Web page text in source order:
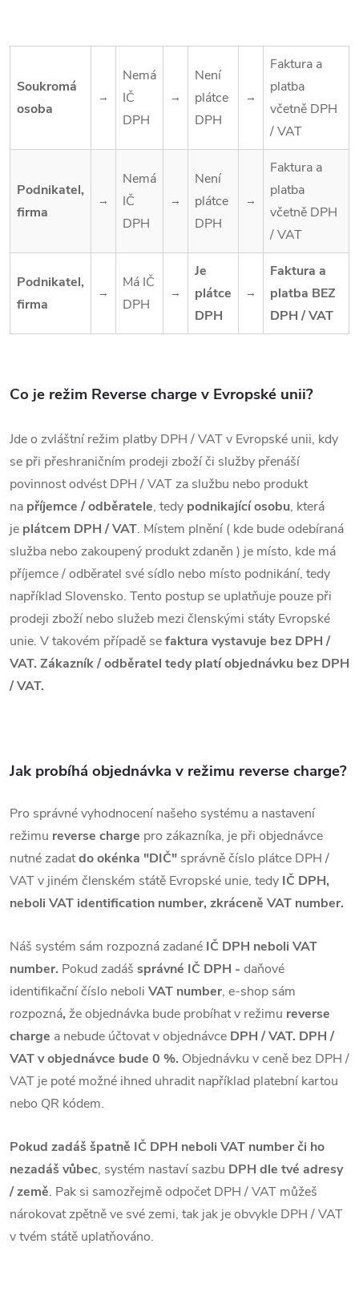
Soukromá
osoba
→
Nemá
IČ
DPH
→
Není
plátce
DPH
→
Faktura a
platba
včetně DPH
/ VAT
Podnikatel,
firma
→
Nemá
IČ
DPH
→
Není
plátce
DPH
→
Faktura a
platba
včetně DPH
/ VAT
Podnikatel,
firma
→
Má IČ
DPH
→
Je
plátce
DPH
→
Faktura a
platba BEZ
DPH / VAT
Co je režim Reverse charge v Evropské unii?
Jde o zvláštní režim platby DPH / VAT v Evropské unii, kdy
se při přeshraničním prodeji zboží či služby přenáší
povinnost odvést DPH / VAT za službu nebo produkt
na příjemce / odběratele, tedy podnikající osobu, která
je plátcem DPH / VAT. Místem plnění ( kde bude odebíraná
služba nebo zakoupený produkt zdaněn ) je místo, kde má
příjemce / odběratel své sídlo nebo místo podnikání, tedy
například Slovensko. Tento postup se uplatňuje pouze při
prodeji zboží nebo služeb mezi členskými státy Evropské
unie. V takovém případě sefaktura vystavuje bez DPH /
VAT. Zákazník / odběratel tedy platí objednávku bez DPH
/ VAT.
Jak probíhá objednávka v režimu reverse charge?
Pro správné vyhodnocení našeho systému a nastavení
režimu reverse charge pro zákazníka, je při objednávce
nutné zadatdo okénka "DIČ" správně číslo plátce DPH /
VAT v jiném členském státě Evropské unie, tedy IČ DPH,
neboli VAT identification number, zkráceně VAT number.
Náš systém sám rozpozná zadané IČ DPH neboli VAT
number. Pokud zadáš správné IČ DPH - daňové
identifikační číslo neboli VAT number, e-shop sám
rozpozná, že objednávka bude probíhat v režimu reverse
charge a nebude účtovat v objednávce DPH / VAT. DPH /
VAT v objednávce bude 0 %. Objednávku v ceně bez DPH /
VAT je poté možné ihned uhradit například platební kartou
nebo QR kódem.
Pokud zadáš špatně IČ DPH neboli VAT number či ho
nezadáš vůbec, systém nastaví sazbu DPH dle tvé adresy
/ země. Pak si samozřejmě odpočet DPH / VAT můžeš
nárokovat zpětně ve své zemi, tak jak je obvykle DPH / VAT
v tvém státě uplatňováno.